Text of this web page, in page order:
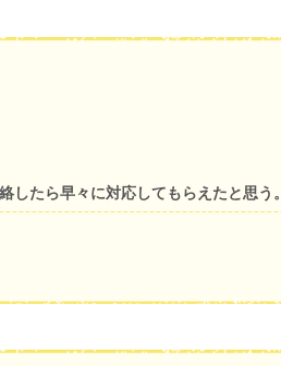
たら早々に対応してもらえたと思う。